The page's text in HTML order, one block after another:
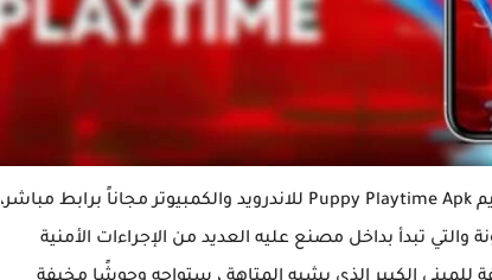
يمكنك الآن تحميل لعبة الرعب بوبي بلاي تايم Puppy Playtime Apk للاندرويد والكمبيوتر مجاناً برابط مباشر،
تبدأ بداخل مصنع عليه العديد من الإجراءات الأمنية